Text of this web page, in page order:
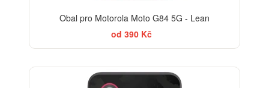
Obal pro Motorola Moto G84 5G - Lean
od 390 Kč